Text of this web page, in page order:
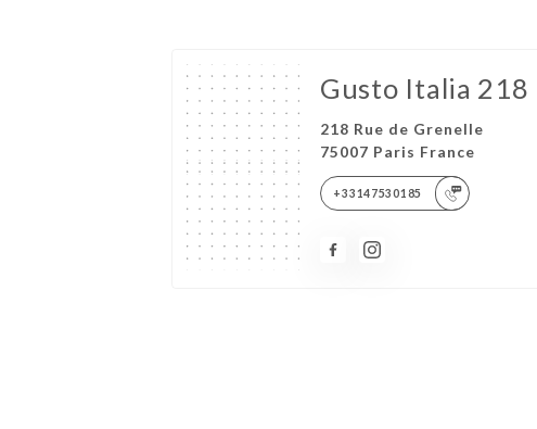
Gusto Italia 218
218 Rue de Grenelle
75007 Paris France
+33147530185